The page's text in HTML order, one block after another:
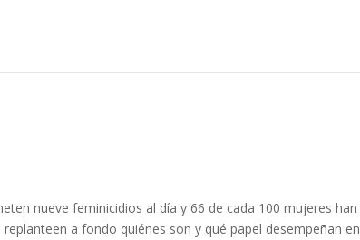
nueve feminicidios al día y 66 de cada 100 mujeres han
a fondo quiénes son y qué papel desempeñan en